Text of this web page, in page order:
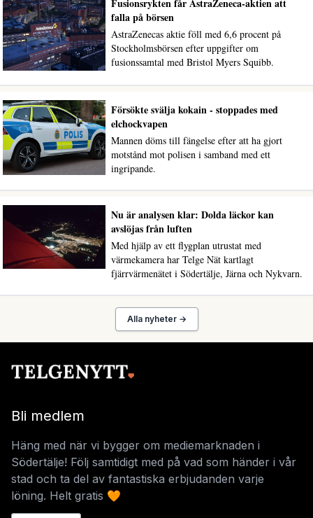
Fusionsrykten får AstraZeneca-aktien att
falla på börsen
AstraZenecas aktie föll med 6,6 procent på
Stockholmsbörsen efter uppgifter om
fusionssamtal med Bristol Myers Squibb.
Försökte svälja kokain - stoppades med
elchockvapen
Mannen döms till fängelse efter att ha gjort
motstånd mot polisen i samband med ett
ingripande.
Nu är analysen klar: Dolda läckor kan
avslöjas från luften
Med hjälp av ett flygplan utrustat med
värmekamera har Telge Nät kartlagt
fjärrvärmenätet i Södertälje, Järna och Nykvarn.
Alla nyheter →
Bli medlem
Häng med när vi bygger om mediemarknaden i
Södertälje! Följ samtidigt med på vad som händer i vår
stad och ta del av fantastiska erbjudanden varje
löning. Helt gratis 🧡